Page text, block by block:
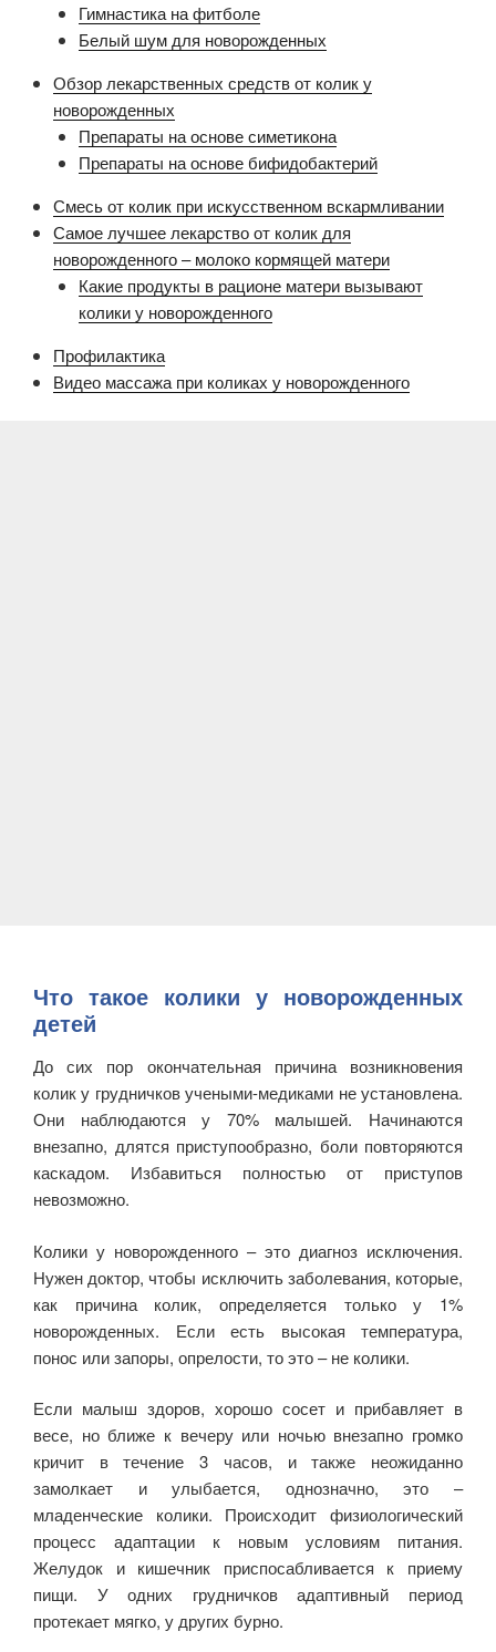
Гимнастика на фитболе
Белый шум для новорожденных
Обзор лекарственных средств от колик у
новорожденных
Препараты на основе симетикона
Препараты на основе бифидобактерий
Смесь от колик при искусственном вскармливании
Самое лучшее лекарство от колик для
новорожденного – молоко кормящей матери
Какие продукты в рационе матери вызывают
колики у новорожденного
Профилактика
Видео массажа при коликах у новорожденного
Что такое колики у новорожденных
детей
До сих пор окончательная причина возникновения
колик у грудничков учеными-медиками не установлена.
Они наблюдаются у 70% малышей. Начинаются
внезапно, длятся приступообразно, боли повторяются
каскадом. Избавиться полностью от приступов
невозможно.
Колики у новорожденного – это диагноз исключения.
Нужен доктор, чтобы исключить заболевания, которые,
как причина колик, определяется только у 1%
новорожденных. Если есть высокая температура,
понос или запоры, опрелости, то это – не колики.
Если малыш здоров, хорошо сосет и прибавляет в
весе, но ближе к вечеру или ночью внезапно громко
кричит в течение 3 часов, и также неожиданно
замолкает и улыбается, однозначно, это –
младенческие колики. Происходит физиологический
процесс адаптации к новым условиям питания.
Желудок и кишечник приспосабливается к приему
пищи. У одних грудничков адаптивный период
протекает мягко, у других бурно.